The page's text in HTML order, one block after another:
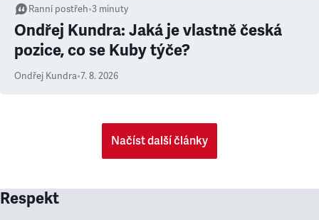
Ranní postřeh•3 minuty
Ondřej Kundra: Jaká je vlastně česká
pozice, co se Kuby týče?
Ondřej Kundra•7. 8. 2026
Načíst další články
Respekt